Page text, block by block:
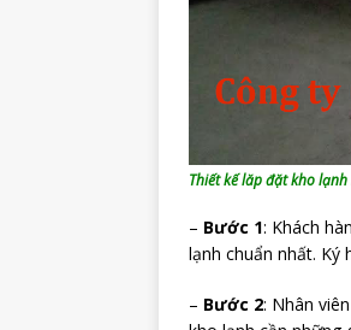
Thiết kế lăp đặt kho
– Bước 1: Khách
lạnh chuẩn nhất. Ký
– Bước 2: Nhân